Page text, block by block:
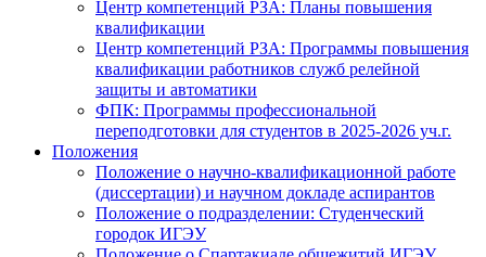
Центр компетенций РЗА: Планы повышения
квалификации
Центр компетенций РЗА: Программы повышения
квалификации работников служб релейной
защиты и автоматики
ФПК: Программы профессиональной
переподготовки для студентов в 2025-2026 уч.г.
Положения
Положение о научно-квалификационной работе
(диссертации) и научном докладе аспирантов
Положение о подразделении: Студенческий
городок ИГЭУ